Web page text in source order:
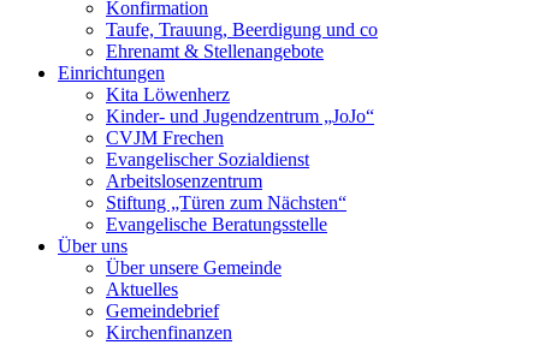
Konfirmation
Taufe, Trauung, Beerdigung und co
Ehrenamt & Stellenangebote
Einrichtungen
Kita Löwenherz
Kinder- und Jugendzentrum „JoJo“
CVJM Frechen
Evangelischer Sozialdienst
Arbeitslosenzentrum
Stiftung „Türen zum Nächsten“
Evangelische Beratungsstelle
Über uns
Über unsere Gemeinde
Aktuelles
Gemeindebrief
Kirchenfinanzen